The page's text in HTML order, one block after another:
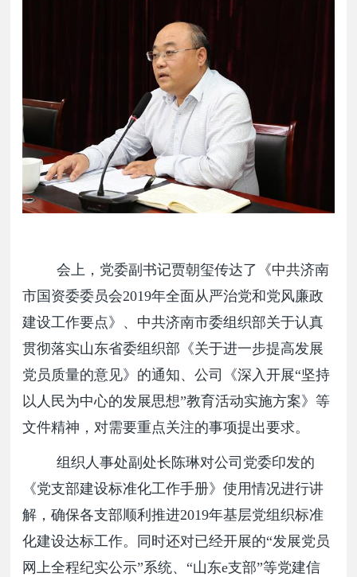
会上，党委副书记贾朝玺传达了《中共济南
市国资委委员会2019年全面从严治党和党风廉政
建设工作要点》、中共济南市委组织部关于认真
贯彻落实山东省委组织部《关于进一步提高发展
党员质量的意见》的通知、公司《深入开展“坚持
以人民为中心的发展思想”教育活动实施方案》等
文件精神，对需要重点关注的事项提出要求。
组织人事处副处长陈琳对公司党委印发的
《党支部建设标准化工作手册》使用情况进行讲
解，确保各支部顺利推进2019年基层党组织标准
化建设达标工作。同时还对已经开展的“发展党员
网上全程纪实公示”系统、“山东e支部”等党建信